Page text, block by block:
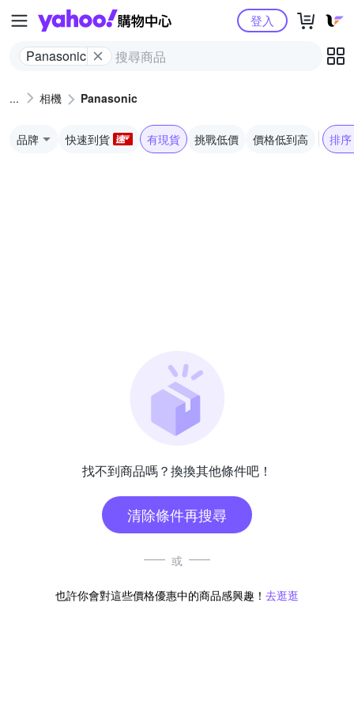
Yahoo購物中心
Panasonic
登入
相機 Panasonic
品牌 快速到貨 有現貨 挑戰低價 價格低到高 排序
找不到商品嗎？換換其他條件吧！
清除條件再搜尋
或
也許你會對這些價格優惠中的商品感興趣！ 去逛逛